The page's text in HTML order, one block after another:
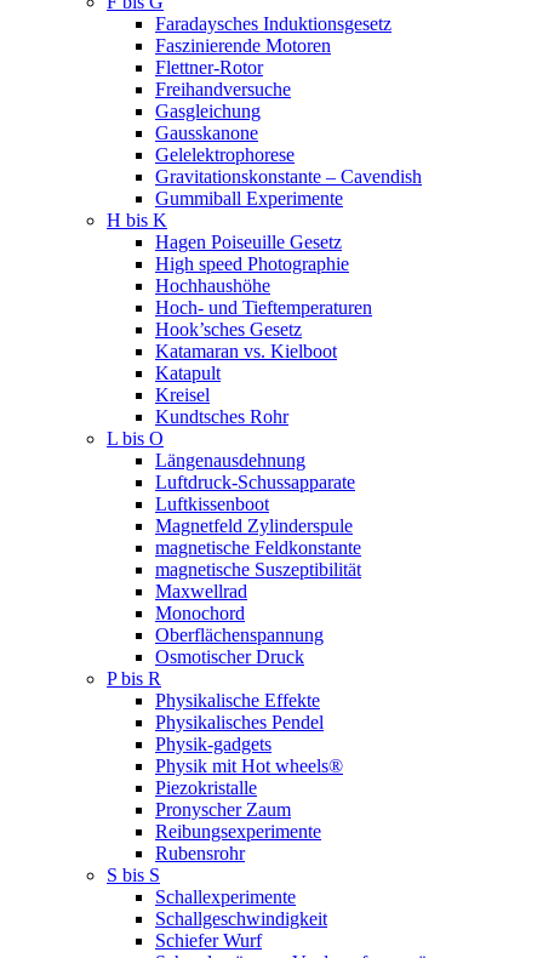
Faradaysches Induktionsgesetz
Faszinierende Motoren
Flettner-Rotor
Freihandversuche
Gasgleichung
Gausskanone
Gelelektrophorese
Gravitationskonstante – Cavendish
Gummiball Experimente
H bis K
Hagen Poiseuille Gesetz
High speed Photographie
Hochhaushöhe
Hoch- und Tieftemperaturen
Hook’sches Gesetz
Katamaran vs. Kielboot
Katapult
Kreisel
Kundtsches Rohr
L bis O
Längenausdehnung
Luftdruck-Schussapparate
Luftkissenboot
Magnetfeld Zylinderspule
magnetische Feldkonstante
magnetische Suszeptibilität
Maxwellrad
Monochord
Oberflächenspannung
Osmotischer Druck
P bis R
Physikalische Effekte
Physikalisches Pendel
Physik-gadgets
Physik mit Hot wheels®
Piezokristalle
Pronyscher Zaum
Reibungsexperimente
Rubensrohr
S bis S
Schallexperimente
Schallgeschwindigkeit
Schiefer Wurf